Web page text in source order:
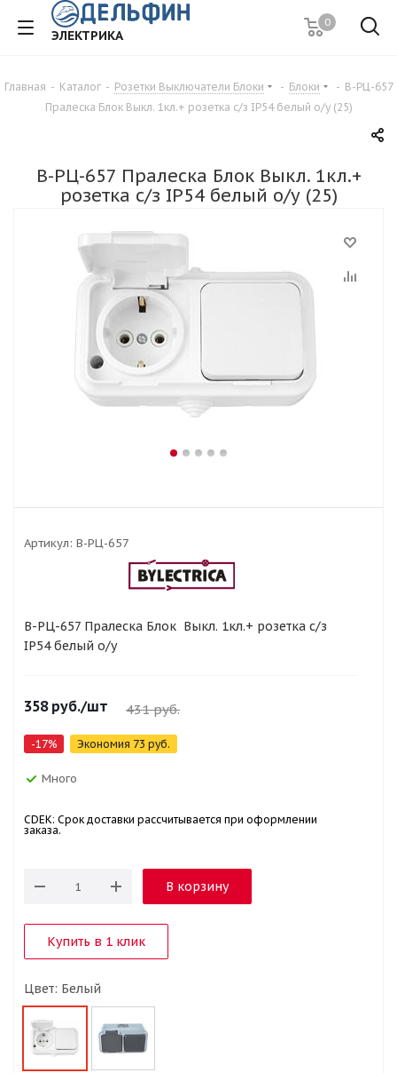
ЭЛЕКТРИКА
0
Главная - Каталог - Розетки Выключатели Блоки - Блоки - В-РЦ-657
Пралеска Блок Выкл. 1кл.+ розетка с/з IP54 белый о/у (25)
В-РЦ-657 Пралеска Блок Выкл. 1кл.+
розетка с/з IP54 белый о/у (25)
Артикул: В-РЦ-657
В-РЦ-657 Пралеска Блок Выкл. 1кл.+ розетка с/з
IP54 белый о/у
358руб./шт 431руб.
-17% Экономия 73 руб.
Много
CDEK: Срок доставки рассчитывается при оформлении
заказа.
В корзину
Купить в 1 клик
Цвет: Белый